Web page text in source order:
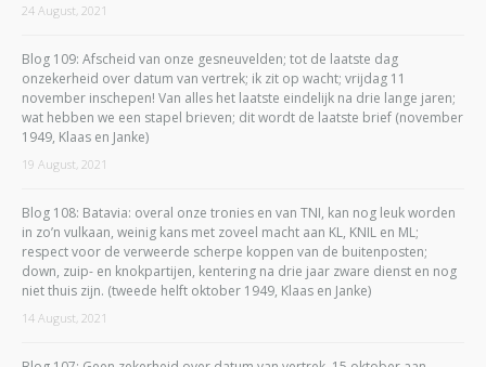
24 August, 2021
Blog 109: Afscheid van onze gesneuvelden; tot de laatste dag
onzekerheid over datum van vertrek; ik zit op wacht; vrijdag 11
november inschepen! Van alles het laatste eindelijk na drie lange jaren;
wat hebben we een stapel brieven; dit wordt de laatste brief (november
1949, Klaas en Janke)
19 August, 2021
Blog 108: Batavia: overal onze tronies en van TNI, kan nog leuk worden
in zo’n vulkaan, weinig kans met zoveel macht aan KL, KNIL en ML;
respect voor de verweerde scherpe koppen van de buitenposten;
down, zuip- en knokpartijen, kentering na drie jaar zware dienst en nog
niet thuis zijn. (tweede helft oktober 1949, Klaas en Janke)
14 August, 2021